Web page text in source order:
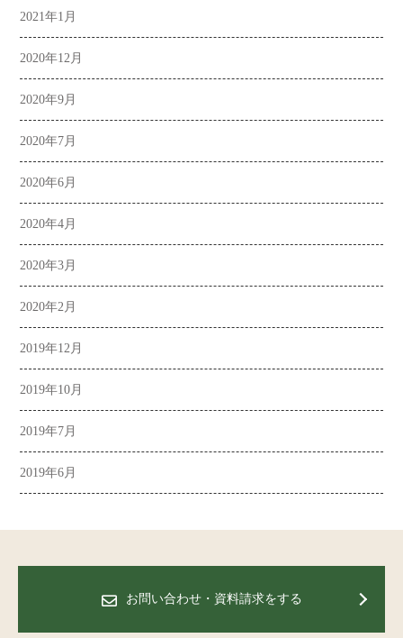
2021年1月
2020年12月
2020年9月
2020年7月
2020年6月
2020年4月
2020年3月
2020年2月
2019年12月
2019年10月
2019年7月
2019年6月
お問い合わせ・資料請求をする